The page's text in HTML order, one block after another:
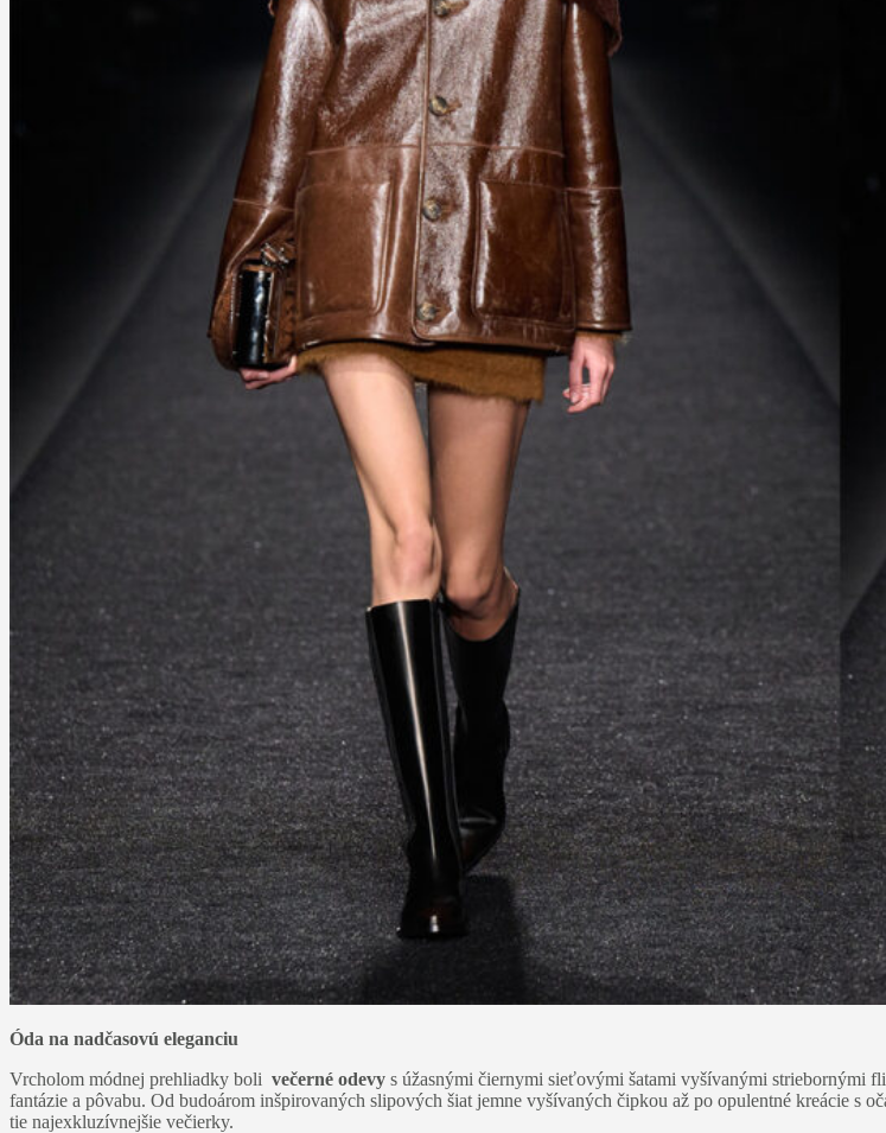
Óda na nadčasovú eleganciu
Vrcholom módnej prehliadky boli večerné odevy s úžasnými čiernymi sieťovými šatami vyšívanými striebornými
fantázie a pôvabu. Od budoárom inšpirovaných slipových šiat jemne vyšívaných čipkou až po opulentné kreácie s
tie najexkluzívnejšie večierky.